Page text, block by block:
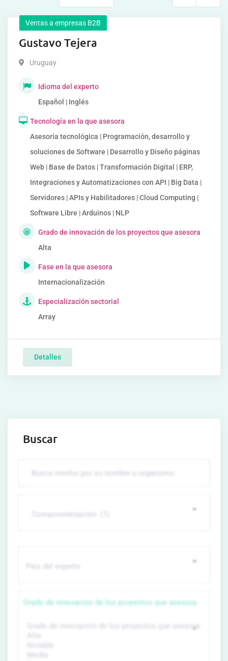
Ventas a empresas B2B
Gustavo Tejera
Uruguay
Idioma del experto
Español | Inglés
Tecnología en la que asesora
Asesoría tecnológica | Programación, desarrollo y
soluciones de Software | Desarrollo y Diseño páginas
Web | Base de Datos | Transformación Digital | ERP,
Integraciones y Automatizaciones con API | Big Data |
Servidores | APIs y Habilitadores | Cloud Computing |
Software Libre | Arduinos | NLP
Grado de innovación de los proyectos que asesora
Alta
Fase en la que asesora
Internacionalización
Especialización sectorial
Array
Detalles
Buscar
Grado de innovación de los proyectos que asesora